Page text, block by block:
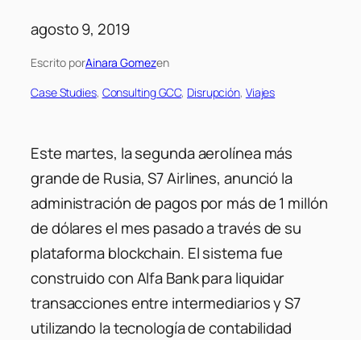
agosto 9, 2019
Escrito porAinara Gomezen
Case Studies, Consulting GCC, Disrupción, Viajes
Este martes, la segunda aerolínea más
grande de Rusia, S7 Airlines, anunció la
administración de pagos por más de 1 millón
de dólares el mes pasado a través de su
plataforma blockchain. El sistema fue
construido con Alfa Bank para liquidar
transacciones entre intermediarios y S7
utilizando la tecnología de contabilidad